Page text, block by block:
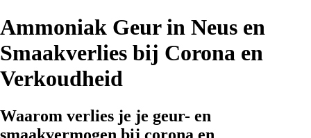
Ammoniak Geur in Neus en
Smaakverlies bij Corona en
Verkoudheid
Waarom verlies je je geur- en